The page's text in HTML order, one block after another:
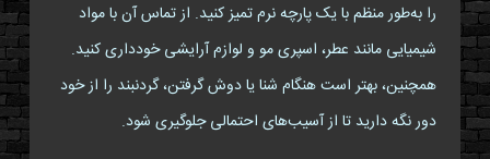
را به‌طور منظم با یک پارچه نرم تمیز کنید. از تماس آن با مواد
شیمیایی مانند عطر، اسپری مو و لوازم آرایشی خودداری کنید.
همچنین، بهتر است هنگام شنا یا دوش گرفتن، گردنبند را از خود
دور نگه دارید تا از آسیب‌های احتمالی جلوگیری شود.